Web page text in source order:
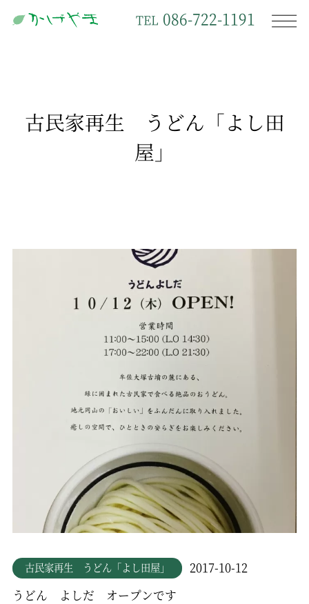
TEL 086-722-1191
古民家再生 うどん「よし田
屋」
古民家再生 うどん「よし田屋」
2017-10-12
うどん よしだ オープンです